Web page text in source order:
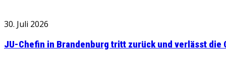
30. Juli 2026
JU-Chefin in Brandenburg tritt zurück und verlässt die